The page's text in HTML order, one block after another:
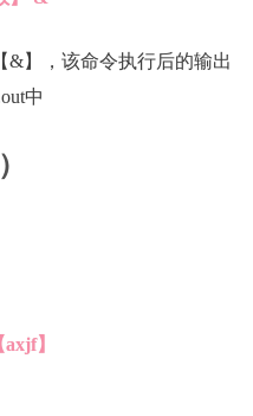
&】，该命令执行后的输出
中
】